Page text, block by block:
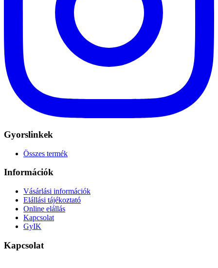
Gyorslinkek
Összes termék
Információk
Vásárlási információk
Elállási tájékoztató
Online elállás
Kapcsolat
GyIK
Kapcsolat